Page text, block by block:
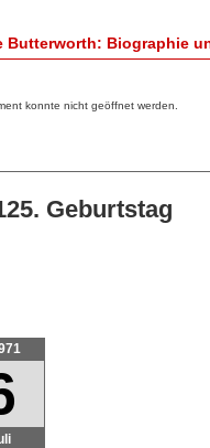
Butterworth: Biographie
konnte nicht geöffnet werden.
Geburtstag